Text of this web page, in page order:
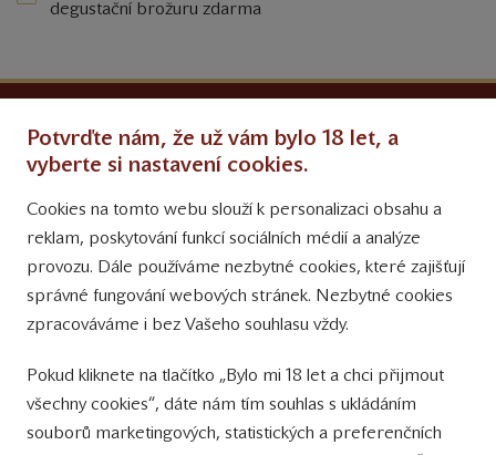
degustační brožuru zdarma
Obchodní podmínky
Přinášíme vám týdně
tipy na Facebooku
Sledujte nás
na Instagramu
Sledujte náš
YouTube kanál
Potvrďte nám, že už vám bylo 18 let, a
vyberte si nastavení cookies.
Cookies na tomto webu slouží k personalizaci obsahu a
reklam, poskytování funkcí sociálních médií a analýze
provozu. Dále používáme nezbytné cookies, které zajišťují
správné fungování webových stránek. Nezbytné cookies
zpracováváme i bez Vašeho souhlasu vždy.
Pokud kliknete na tlačítko „Bylo mi 18 let a chci přijmout
všechny cookies“, dáte nám tím souhlas s ukládáním
souborů marketingových, statistických a preferenčních